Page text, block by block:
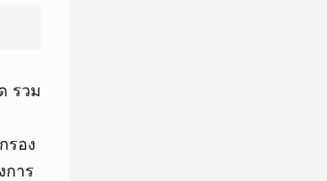
รวม
รอง
การ